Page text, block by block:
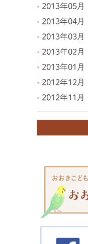
2013年05月
2013年04月
2013年03月
2013年02月
2013年01月
2012年12月
2012年11月